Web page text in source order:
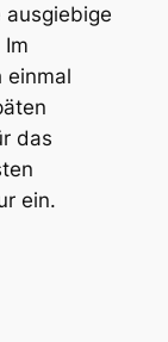
ausgiebige
einmal
das
ein.